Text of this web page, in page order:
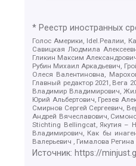
* Реестр иностранных
Голос Америки, Idel.Реалии,
Савицкая Людмила
Гликин Максим
Рубин Михаил Аркадьевич,
Олеся Валентиновна,
Главный редактор 2021,
Владимир Владимирович,
Юрий Альбертович, Грезев
Смирнов Сергей Сергеевич,
Андрей Вячеславович,
Stichting Bellingcat, Якутия –
Владимирович, Как бы
Валерьевич , Гималова
Источник: https://